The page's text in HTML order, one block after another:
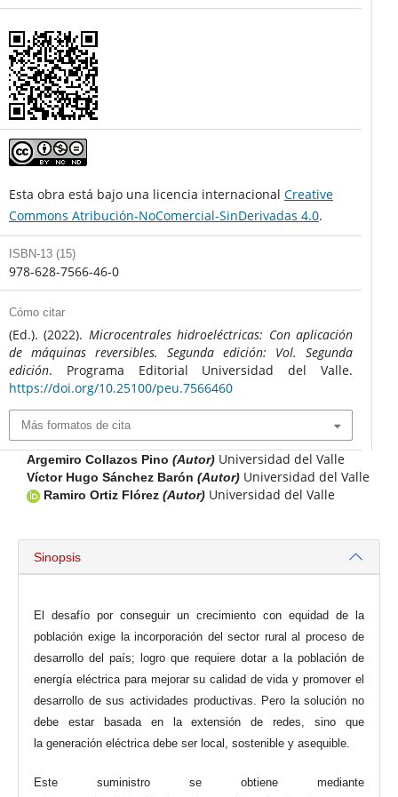
Esta obra está bajo una licencia internacional Creative
Commons Atribución-NoComercial-SinDerivadas 4.0.
ISBN-13 (15)
978-628-7566-46-0
Cómo citar
(Ed.). (2022). Microcentrales hidroeléctricas: Con aplicación
de máquinas reversibles. Segunda edición: Vol. Segunda
edición. Programa Editorial Universidad del Valle.
https://doi.org/10.25100/peu.7566460
Más formatos de cita
Argemiro Collazos Pino (Autor) Universidad del Valle
Víctor Hugo Sánchez Barón (Autor) Universidad del Valle
Ramiro Ortiz Flórez (Autor) Universidad del Valle
Sinopsis
El desafío por conseguir un crecimiento con equidad de la
población exige la incorporación del sector rural al proceso de
desarrollo del país; logro que requiere dotar a la población de
energía eléctrica para mejorar su calidad de vida y promover el
desarrollo de sus actividades productivas. Pero la solución no
debe estar basada en la extensión de redes, sino que
la generación eléctrica debe ser local, sostenible y asequible.
Este suministro se obtiene mediante